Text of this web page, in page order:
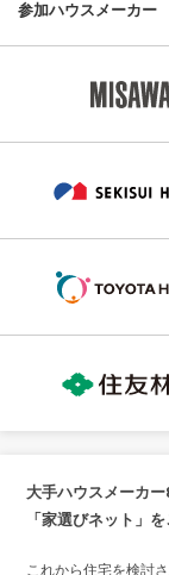
参加ハウスメーカー
大手ハウスメーカ
「家選びネット」
これから住宅を検討